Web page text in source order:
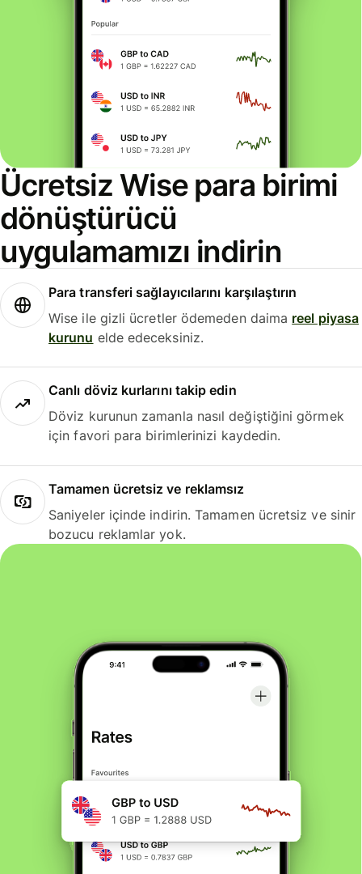
Ücretsiz Wise para birimi
dönüştürücü
uygulamamızı indirin
Para transferi sağlayıcılarını karşılaştırın
Wise ile gizli ücretler ödemeden daima reel piyasa
kurunu elde edeceksiniz.
Canlı döviz kurlarını takip edin
Döviz kurunun zamanla nasıl değiştiğini görmek
için favori para birimlerinizi kaydedin.
Tamamen ücretsiz ve reklamsız
Saniyeler içinde indirin. Tamamen ücretsiz ve sinir
bozucu reklamlar yok.